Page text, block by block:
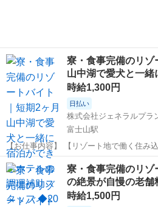
寮・食事完備のリゾ
山中湖で愛犬と一
時給1,300円
日払い
株式会社ジェネラルプラ
富士山駅
【お仕事内容】 【リゾート地で働く住み込みバイト】
チンサポート） シェフの指示のもと、お
お料理の準備を幅広くお手伝いします。 仕込み・カット： フレンチの
基本となる野菜のカット、...
山梨 南都留郡 富士山駅 その他
寮・食事完備のリゾ
の絶景が自慢の老
時給1,500円